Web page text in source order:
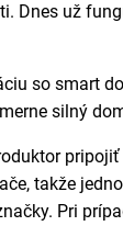
Dnes už
so smart
silný
takže
Pri